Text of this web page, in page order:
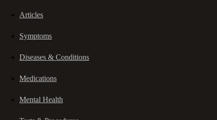
Articles
Symptoms
Diseases & Conditions
Medications
Mental Health